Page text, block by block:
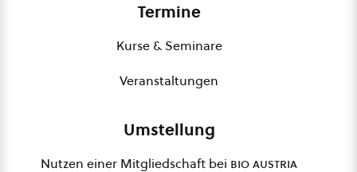
Termine
Kurse & Seminare
Veranstaltungen
Umstellung
Nutzen einer Mitgliedschaft bei bio austria